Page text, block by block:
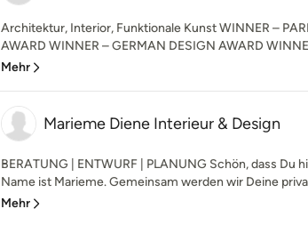
Architektur, Interior, Funktionale Kunst WINNER –
AWARD WINNER – GERMAN DESIGN AWARD
Mehr
Marieme Diene Interieur & Design
BERATUNG | ENTWURF | PLANUNG Schön, dass Du
Name ist Marieme. Gemeinsam werden wir Deine
Mehr